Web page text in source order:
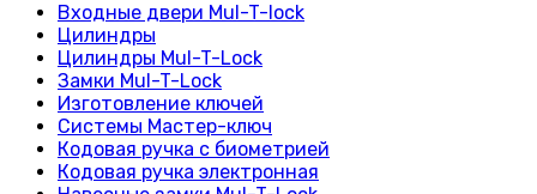
Входные двери Mul-T-lock
Цилиндры
Цилиндры Mul-T-Lock
Замки Mul-T-Lock
Изготовление ключей
Системы Мастер-ключ
Кодовая ручка с биометрией
Кодовая ручка электронная